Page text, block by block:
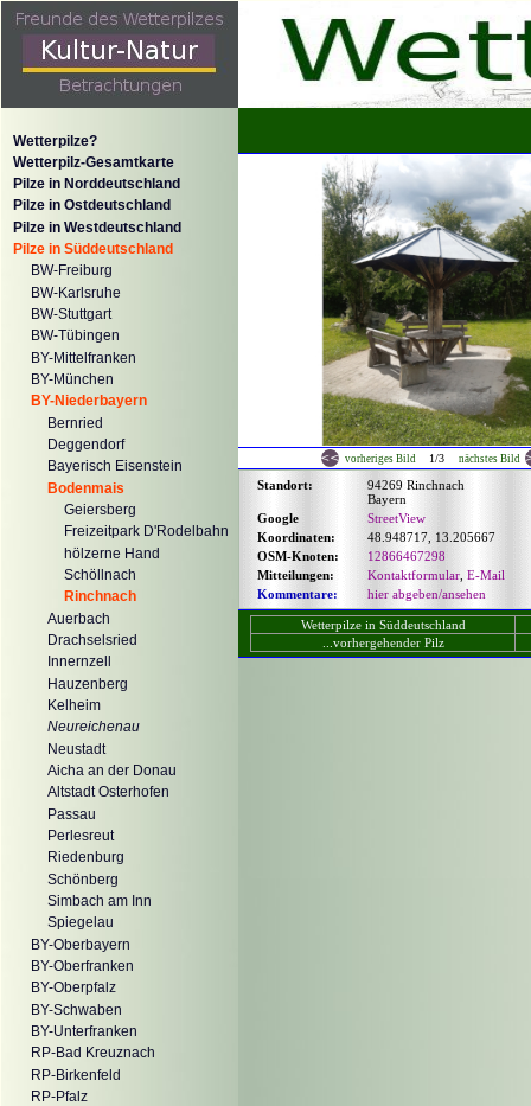
Wetterpilze?
Wetterpilz-Gesamtkarte
Pilze in Norddeutschland
Pilze in Ostdeutschland
Pilze in Westdeutschland
Pilze in Süddeutschland
BW-Freiburg
BW-Karlsruhe
BW-Stuttgart
BW-Tübingen
BY-Mittelfranken
BY-München
BY-Niederbayern
Bernried
Deggendorf
Bayerisch Eisenstein
Bodenmais
Geiersberg
Freizeitpark D'Rodelbahn
hölzerne Hand
Schöllnach
Rinchnach
Auerbach
Drachselsried
Innernzell
Hauzenberg
Kelheim
Neureichenau
Neustadt
Aicha an der Donau
Altstadt Osterhofen
Passau
Perlesreut
Riedenburg
Schönberg
Simbach am Inn
Spiegelau
BY-Oberbayern
BY-Oberfranken
BY-Oberpfalz
BY-Schwaben
BY-Unterfranken
RP-Bad Kreuznach
RP-Birkenfeld
RP-Pfalz
vorheriges Bild 1/3 nächstes Bild
Standort:
94269 Rinchnach
Bayern
Google
StreetView
Koordinaten:
48.948717, 13.205667
OSM-Knoten:
12866467298
Mitteilungen:
Kontaktformular E-Mail
Kommentare:
hier abgeben/ansehen
Wetterpilze in Süddeutschland
...vorhergehender Pilz